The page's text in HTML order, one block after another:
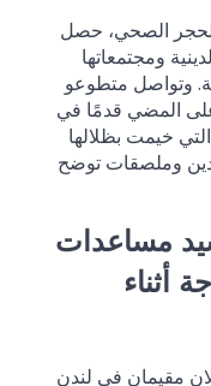
الصحي، حصل
ومجتمعاتها
وتواصل متطوعو
المضي قدمًا في
خيمت بظلالها
وملصقات توضح
مساعدات
أثناء
مقيمان في لندن